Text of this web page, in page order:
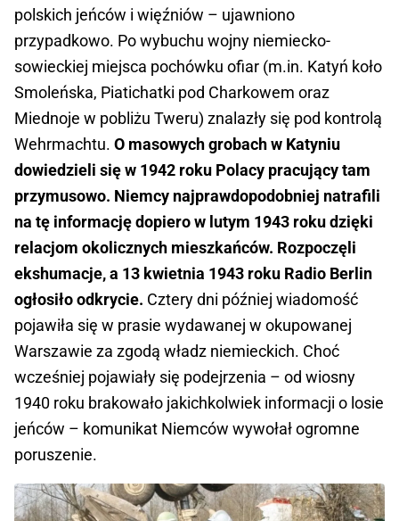
polskich jeńców i więźniów – ujawniono
przypadkowo. Po wybuchu wojny niemiecko-
sowieckiej miejsca pochówku ofiar (m.in. Katyń koło
Smoleńska, Piatichatki pod Charkowem oraz
Miednoje w pobliżu Tweru) znalazły się pod kontrolą
Wehrmachtu. O masowych grobach w Katyniu
dowiedzieli się w 1942 roku Polacy pracujący tam
przymusowo. Niemcy najprawdopodobniej natrafili
na tę informację dopiero w lutym 1943 roku dzięki
relacjom okolicznych mieszkańców. Rozpoczęli
ekshumacje, a 13 kwietnia 1943 roku Radio Berlin
ogłosiło odkrycie. Cztery dni później wiadomość
pojawiła się w prasie wydawanej w okupowanej
Warszawie za zgodą władz niemieckich. Choć
wcześniej pojawiały się podejrzenia – od wiosny
1940 roku brakowało jakichkolwiek informacji o losie
jeńców – komunikat Niemców wywołał ogromne
poruszenie.